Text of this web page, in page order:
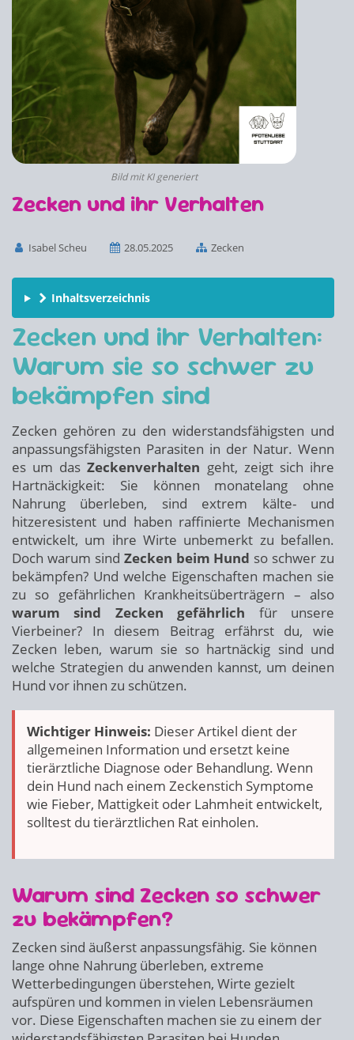
Bild mit KI generiert
Zecken und ihr Verhalten
Isabel Scheu 28.05.2025 Zecken
Inhaltsverzeichnis
Zecken und ihr Verhalten:
Warum sie so schwer zu
bekämpfen sind
Zecken gehören zu den widerstandsfähigsten und
anpassungsfähigsten Parasiten in der Natur. Wenn
es um dasZeckenverhalten geht, zeigt sich ihre
Hartnäckigkeit: Sie können monatelang ohne
Nahrung überleben, sind extrem kälte- und
hitzeresistent und haben raffinierte Mechanismen
entwickelt, um ihre Wirte unbemerkt zu befallen.
Doch warum sind Zecken beim Hund so schwer zu
bekämpfen? Und welche Eigenschaften machen sie
zu so gefährlichen Krankheitsüberträgern – also
warum sind Zecken gefährlich für unsere
Vierbeiner? In diesem Beitrag erfährst du, wie
Zecken leben, warum sie so hartnäckig sind und
welche Strategien du anwenden kannst, um deinen
Hund vor ihnen zu schützen.
Wichtiger Hinweis: Dieser Artikel dient der
allgemeinen Information und ersetzt keine
tierärztliche Diagnose oder Behandlung. Wenn
dein Hund nach einem Zeckenstich Symptome
wie Fieber, Mattigkeit oder Lahmheit entwickelt,
solltest du tierärztlichen Rat einholen.
Warum sind Zecken so schwer
zu bekämpfen?
Zecken sind äußerst anpassungsfähig. Sie können
lange ohne Nahrung überleben, extreme
Wetterbedingungen überstehen, Wirte gezielt
aufspüren und kommen in vielen Lebensräumen
vor. Diese Eigenschaften machen sie zu einem der